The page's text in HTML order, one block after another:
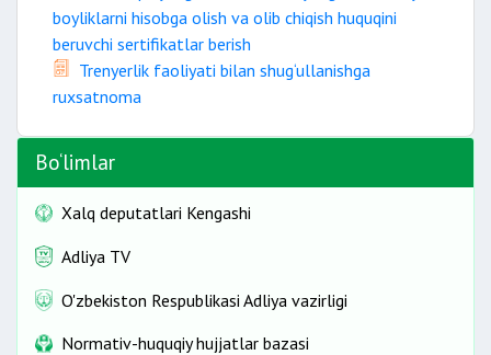
boyliklarni hisobga olish va olib chiqish huquqini
beruvchi sertifikatlar berish
Trenyerlik faoliyati bilan shug‘ullanishga
ruxsatnoma
Bo‘limlar
Xalq deputatlari Kengashi
Adliya TV
O'zbekiston Respublikasi Adliya vazirligi
Normativ-huquqiy hujjatlar bazasi